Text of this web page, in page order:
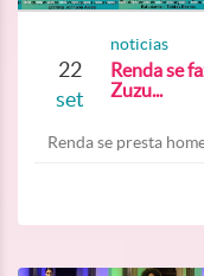
22
set
noticias
Renda se
Zuzu...
Renda se presta